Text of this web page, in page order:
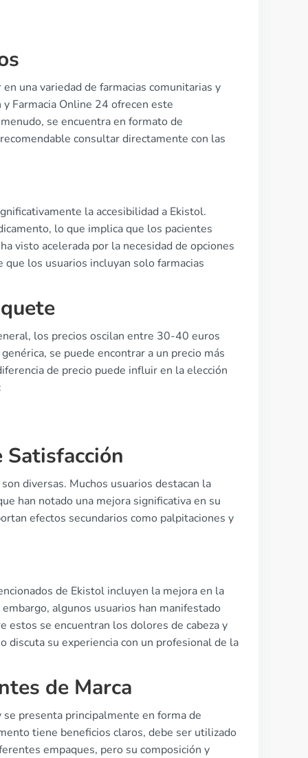
una variedad de farmacias comunitarias y
y Farmacia Online 24 ofrecen este
se encuentra en formato de
consultar directamente con las
la accesibilidad a Ekistol.
lo que implica que los pacientes
visto acelerada por la necesidad de opciones
los usuarios incluyan solo farmacias
los precios oscilan entre 30-40 euros
se puede encontrar a un precio más
de precio puede influir en la elección
Satisfacción
diversas. Muchos usuarios destacan la
han notado una mejora significativa en su
efectos secundarios como palpitaciones y
de Ekistol incluyen la mejora en la
algunos usuarios han manifestado
estos se encuentran los dolores de cabeza y
su experiencia con un profesional de la
de Marca
presenta principalmente en forma de
tiene beneficios claros, debe ser utilizado
empaques, pero su composición y